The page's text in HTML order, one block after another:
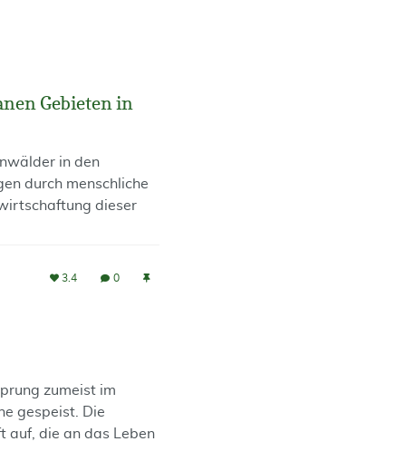
Gebieten in
in den
durch menschliche
dieser
3.4 0
zumeist im
gespeist. Die
auf, die an das Leben